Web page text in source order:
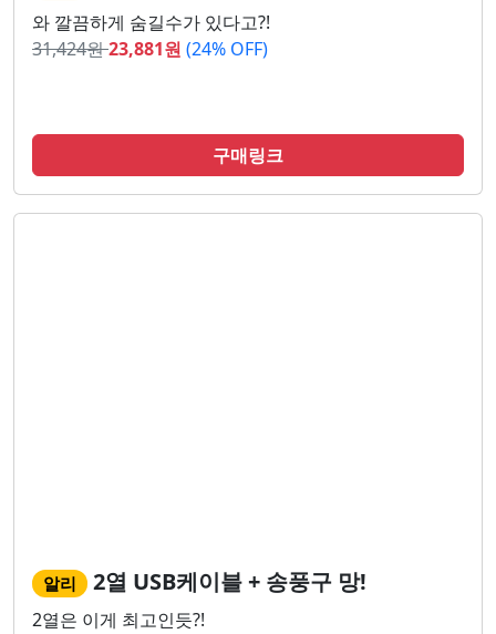
와 깔끔하게 숨길수가 있다고?!
31,424원23,881원 (24% OFF)
구매링크
알리 2열 USB케이블 + 송풍구 망!
2열은 이게 최고인듯?!